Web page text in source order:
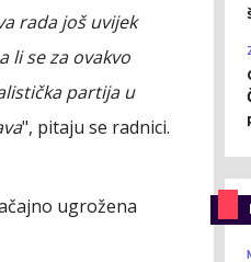
rada još uvijek
li se za ovakvo
partija u
", pitaju se radnici.
ugrožena